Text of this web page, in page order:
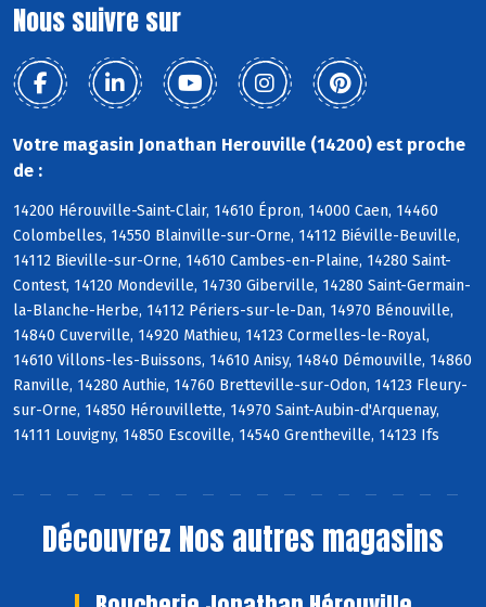
Nous suivre sur
Votre magasin Jonathan Herouville (14200) est proche
de :
14200 Hérouville-Saint-Clair, 14610 Épron, 14000 Caen, 14460
Colombelles, 14550 Blainville-sur-Orne, 14112 Biéville-Beuville,
14112 Bieville-sur-Orne, 14610 Cambes-en-Plaine, 14280 Saint-
Contest, 14120 Mondeville, 14730 Giberville, 14280 Saint-Germain-
la-Blanche-Herbe, 14112 Périers-sur-le-Dan, 14970 Bénouville,
14840 Cuverville, 14920 Mathieu, 14123 Cormelles-le-Royal,
14610 Villons-les-Buissons, 14610 Anisy, 14840 Démouville, 14860
Ranville, 14280 Authie, 14760 Bretteville-sur-Odon, 14123 Fleury-
sur-Orne, 14850 Hérouvillette, 14970 Saint-Aubin-d'Arquenay,
14111 Louvigny, 14850 Escoville, 14540 Grentheville, 14123 Ifs
Découvrez Nos autres magasins